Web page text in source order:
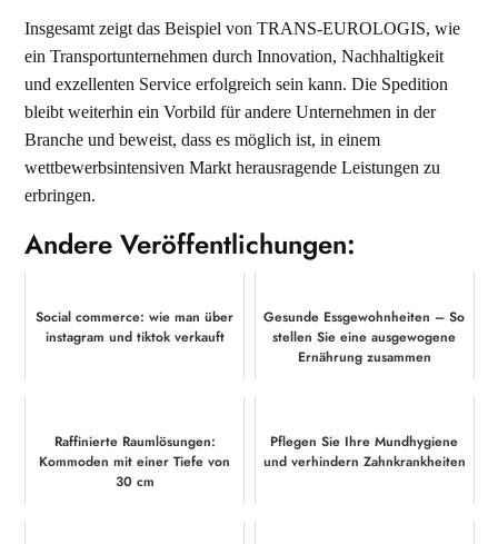
Insgesamt zeigt das Beispiel von TRANS-EUROLOGIS, wie
ein Transportunternehmen durch Innovation, Nachhaltigkeit
und exzellenten Service erfolgreich sein kann. Die Spedition
bleibt weiterhin ein Vorbild für andere Unternehmen in der
Branche und beweist, dass es möglich ist, in einem
wettbewerbsintensiven Markt herausragende Leistungen zu
erbringen.
Andere Veröffentlichungen:
Social commerce: wie man über
instagram und tiktok verkauft
Gesunde Essgewohnheiten – So
stellen Sie eine ausgewogene
Ernährung zusammen
Raffinierte Raumlösungen:
Kommoden mit einer Tiefe von
30 cm
Pflegen Sie Ihre Mundhygiene
und verhindern Zahnkrankheiten